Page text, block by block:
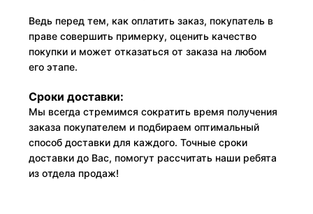
Ведь перед тем, как оплатить заказ, покупатель в
праве совершить примерку, оценить качество
покупки и может отказаться от заказа на любом
его этапе.
Сроки доставки:
Мы всегда стремимся сократить время получения
заказа покупателем и подбираем оптимальный
способ доставки для каждого. Точные сроки
доставки до Вас, помогут рассчитать наши ребята
из отдела продаж!